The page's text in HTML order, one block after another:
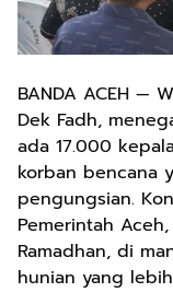
BANDA ACEH —
Dek Fadh,
ada 17.000
korban bencana
pengungsian.
Pemerintah
Ramadhan, di
hunian yang